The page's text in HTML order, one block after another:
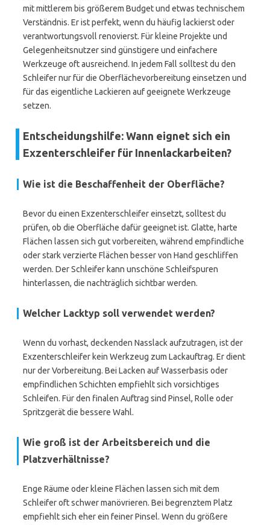
mit mittlerem bis größerem Budget und etwas technischem
Verständnis. Er ist perfekt, wenn du häufig lackierst oder
verantwortungsvoll renovierst. Für kleine Projekte und
Gelegenheitsnutzer sind günstigere und einfachere
Werkzeuge oft ausreichend. In jedem Fall solltest du den
Schleifer nur für die Oberflächevorbereitung einsetzen und
für das eigentliche Lackieren auf geeignete Werkzeuge
setzen.
Entscheidungshilfe: Wann eignet sich ein
Exzenterschleifer für Innenlackarbeiten?
Wie ist die Beschaffenheit der Oberfläche?
Bevor du einen Exzenterschleifer einsetzt, solltest du
prüfen, ob die Oberfläche dafür geeignet ist. Glatte, harte
Flächen lassen sich gut vorbereiten, während empfindliche
oder stark verzierte Flächen besser von Hand geschliffen
werden. Der Schleifer kann unschöne Schleifspuren
hinterlassen, die nachträglich sichtbar werden.
Welcher Lacktyp soll verwendet werden?
Wenn du vorhast, deckenden Nasslack aufzutragen, ist der
Exzenterschleifer kein Werkzeug zum Lackauftrag. Er dient
nur der Vorbereitung. Bei Lacken auf Wasserbasis oder
empfindlichen Schichten empfiehlt sich vorsichtiges
Schleifen. Für den finalen Auftrag sind Pinsel, Rolle oder
Spritzgerät die bessere Wahl.
Wie groß ist der Arbeitsbereich und die
Platzverhältnisse?
Enge Räume oder kleine Flächen lassen sich mit dem
Schleifer oft schwer manövrieren. Bei begrenztem Platz
empfiehlt sich eher ein feiner Pinsel. Wenn du größere